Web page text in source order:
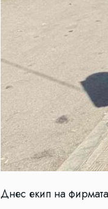
Днес екип на